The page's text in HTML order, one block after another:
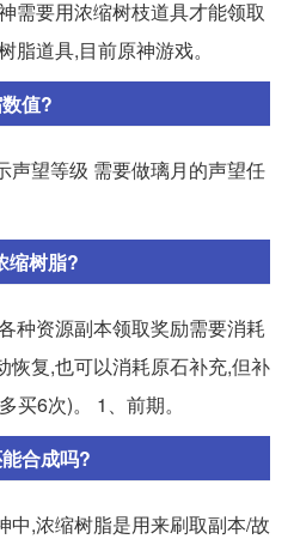
需要用浓缩树枝道具才能领取
脂道具,目前原神游戏。
值?
声望等级 需要做璃月的声望任
缩树脂?
种资源副本领取奖励需要消耗
恢复,也可以消耗原石补充,但补
买6次)。 1、前期。
合成吗?
中,浓缩树脂是用来刷取副本/故